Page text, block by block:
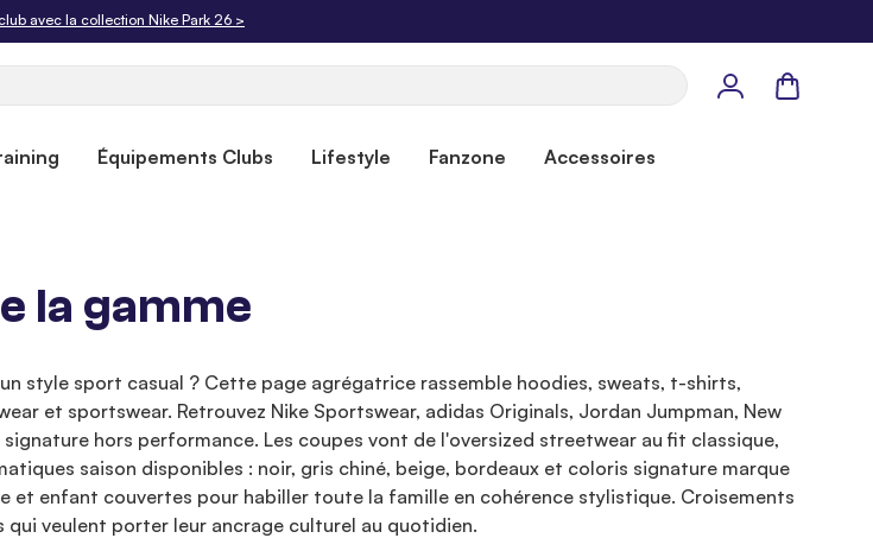
50€. Retours gratuits sous 30 jours.
Panier
Équipements Clubs Lifestyle Fanzone Accessoires
la gamme
style sport casual ? Cette page agrégatrice rassemble hoodies, sweats, t-shirts,
et sportswear. Retrouvez Nike Sportswear, adidas Originals, Jordan Jumpman, New
hors performance. Les coupes vont de l'oversized streetwear au fit classique,
saison disponibles : noir, gris chiné, beige, bordeaux et coloris signature marque
et enfant couvertes pour habiller toute la famille en cohérence stylistique. Croisements
veulent porter leur ancrage culturel au quotidien.